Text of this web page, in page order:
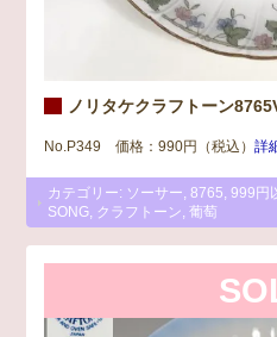
ノリタケクラフトーン
No.P349 価格：990円（税込）詳
カテゴリー: ソーサー ,8765 ,999円
SONG
クラフトーン ,葡萄